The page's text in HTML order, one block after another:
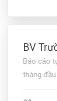
BV
Báo cáo
tháng